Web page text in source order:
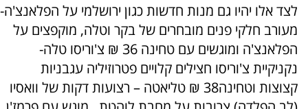
לצד אלו יהיו גם מנות חדשות כגון ירושלמי על הפלאנצ'ה-
מעורב חלקי פנים מובחרים של בקר וטלה, מוקפצים על
הפלאנצ'ה ומוגשים עם טחינה 36 ₪ צ'וריסו טלה-
נקניקיית צ'וריסו חצילים קלויים פטרוזיליה עגבניות
קצוצות וטחינה38 ₪ טליאטה – רצועות דקות של וואסיו